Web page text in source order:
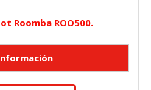
Roomba ROO500.